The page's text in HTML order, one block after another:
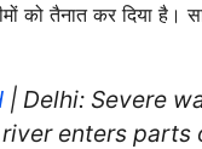
को तैनात कर दिया है।
| Delhi: Severe
river enters